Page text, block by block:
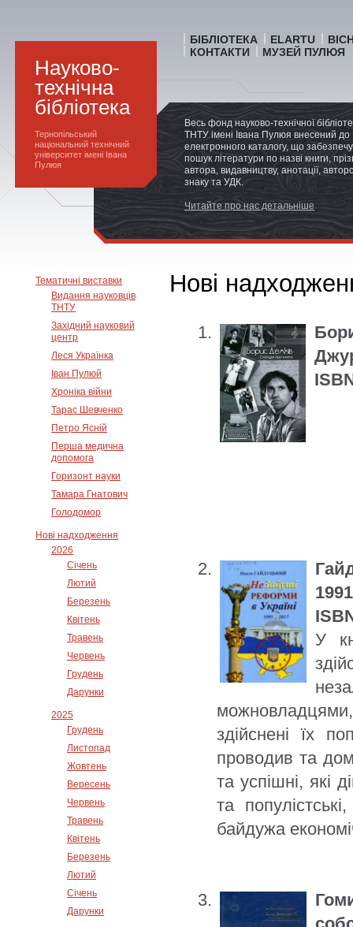
Науково-
технічна
бібліотека
Тернопільський
національний технічний
університет імені Івана
Пулюя
БІБЛІОТЕКА ELARTU
КОНТАКТИ
МУЗЕЙ ПУЛЮЯ
Весь фонд науково-технічної
ТНТУ імені Івана Пулюя внесений до
електронного каталогу, що
пошук літератури по назві книги,
автора, видавництву, анотації,
знаку та УДК.
Читайте про нас детальніше
Тематичні виставки
Видання науковців
ТНТУ
Західний науковий
центр
Леся Українка
Іван Пулюй
Хроніка війни
Тарас Шевченко
Петро Ясній
Перша медична
допомога
Горизонт науки
Тамара Гнатович
Голодомор
Нові надходження
2026
Січень
Лютий
Березень
Квітень
Травень
Червень
Грудень
Дарунки
2025
Грудень
Листопад
Жовтень
Вересень
Червень
Травень
Квітень
Березень
Лютий
Січень
Дарунки
Нові
У
можновладцями,
здійснені їх
проводив та
та успішні, які
та
байдужа